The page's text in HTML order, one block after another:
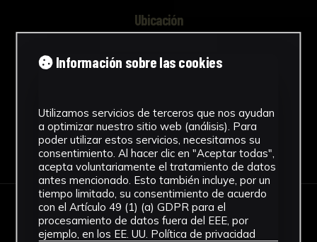
Ubicación
Ver más
Descargar Ficha
IMÁGENES
Información sobre las cookies
Utilizamos servicios de terceros que nos ayudan
a optimizar nuestro sitio web (análisis). Para
poder utilizar estos servicios, necesitamos su
consentimiento. Al hacer clic en "Aceptar todas",
acepta voluntariamente el tratamiento de datos
antes mencionado. Esto también incluye, por un
tiempo limitado, su consentimiento de acuerdo
con el Artículo 49 (1) (a) GDPR para el
procesamiento de datos fuera del EEE, por
ejemplo, en los EE. UU. Política de privacidad